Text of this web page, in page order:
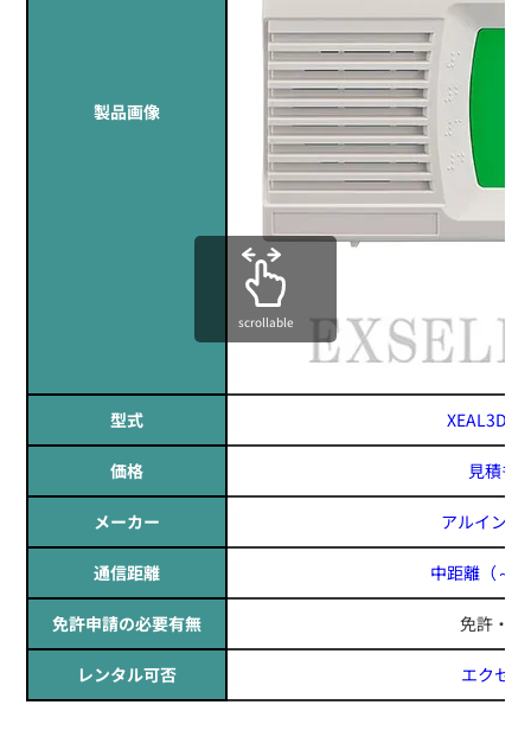
定価:13,400円～17,000円(税別)
※メーカー定価は装着無線機(コネクタ)によって
...続きを読む
※EK-505T-ST
EK-505WA
タイピンマイク&イヤホン
製品画像
型式 XEAL3D /
価格 見積も
メーカー アルインコ
通信距離 中距離（～
免許申請の必要有無 免許・
レンタル可否 エクセ
scrollable